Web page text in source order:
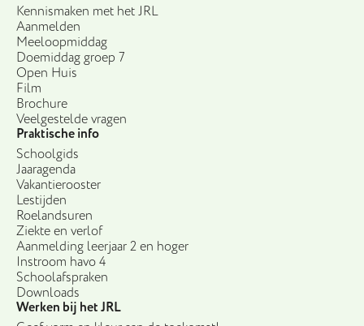
Kennismaken met het JRL
Aanmelden
Meeloopmiddag
Doemiddag groep 7
Open Huis
Film
Brochure
Veelgestelde vragen
Praktische info
Schoolgids
Jaaragenda
Vakantierooster
Lestijden
Roelandsuren
Ziekte en verlof
Aanmelding leerjaar 2 en hoger
Instroom havo 4
Schoolafspraken
Downloads
Werken bij het JRL